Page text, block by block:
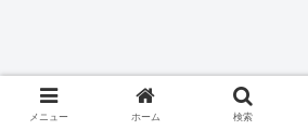
メニュー ホーム 検索